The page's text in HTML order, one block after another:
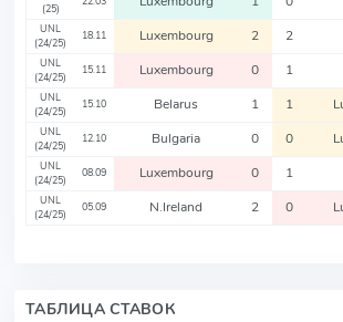
(25)
UNL
(24/25)
18.11 Luxembourg 2 2
UNL
(24/25)
15.11 Luxembourg 0 1
UNL
(24/25)
15.10 Belarus 1 1
UNL
(24/25)
12.10 Bulgaria 0 0
UNL
(24/25)
08.09 Luxembourg 0 1
UNL
(24/25)
05.09 N.Ireland 2 0
ТАБЛИЦА СТАВОК